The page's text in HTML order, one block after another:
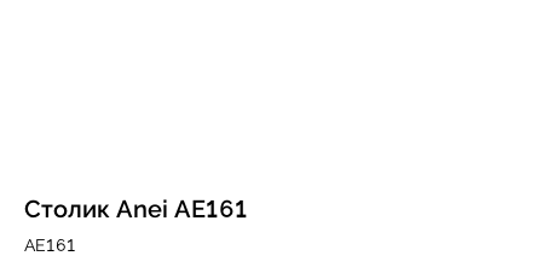
Столик Anei AE161
AE161